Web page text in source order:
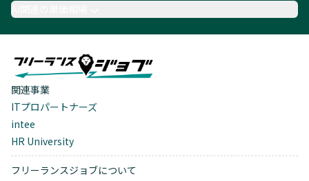
AI関連の単価相場
関連事業
ITプロパートナーズ
intee
HR University
フリーランスジョブについて